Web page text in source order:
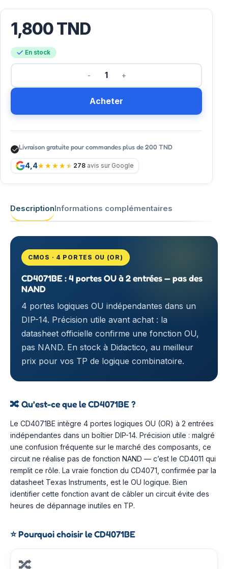
1,800TND
En stock
Acheter
Livraison gratuite pour commandes plus de 200 TND
4,4 278 avis sur Google
DescriptionInformations complémentaires
CMOS · 4 PORTES OU (OR)
CD4071BE : 4 portes OU à 2 entrées — pas des
NAND
4 portes logiques OU indépendantes dans un
DIP-14. Précision utile avant achat : la
datasheet officielle confirme une fonction OU,
pas NAND. En stock à Didactico, au meilleur
prix pour vos TP de logique combinatoire.
🔀Qu’est-ce que le CD4071BE ?
Le CD4071BE intègre 4 portes logiques OU (OR) à 2 entrées
indépendantes dans un boîtier DIP-14. Précision utile : malgré
une confusion fréquente sur le marché des composants, ce
circuit ne réalise pas de fonction NAND — c’est le CD4011 qui
remplit ce rôle. La vraie fonction du CD4071, confirmée par la
datasheet Texas Instruments, est le OU logique. Bien
identifier cette fonction avant de câbler un circuit évite des
heures de dépannage inutiles en TP.
⭐Pourquoi choisir le CD4071BE
🔀